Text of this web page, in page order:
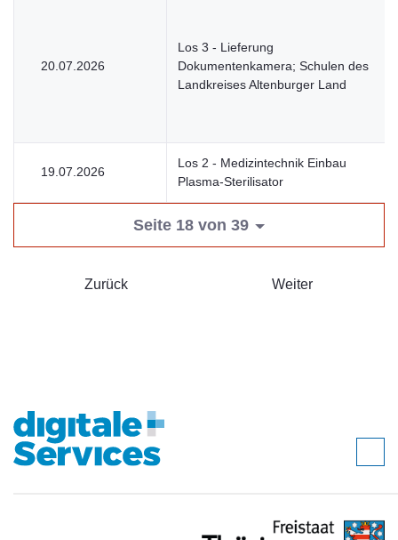
20.07.2026
Los 3 - Lieferung
Dokumentenkamera; Schulen des
Landkreises Altenburger Land
19.07.2026
Los 2 - Medizintechnik Einbau
Plasma-Sterilisator
Seite 18 von 39
Zurück Weiter